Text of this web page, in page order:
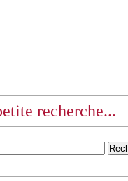
recherche...